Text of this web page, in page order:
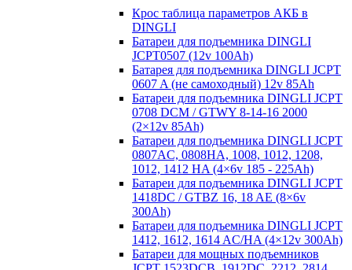
Крос таблица параметров АКБ в
DINGLI
Батареи для подъемника DINGLI
JCPT0507 (12v 100Ah)
Батарея для подъемника DINGLI JCPT
0607 A (не самоходный) 12v 85Ah
Батареи для подъемника DINGLI JCPT
0708 DCM / GTWY 8-14-16 2000
(2×12v 85Ah)
Батареи для подъемника DINGLI JCPT
0807AC, 0808HA, 1008, 1012, 1208,
1012, 1412 HA (4×6v 185 - 225Ah)
Батареи для подъемника DINGLI JCPT
1418DC / GTBZ 16, 18 AE (8×6v
300Ah)
Батареи для подъемника DINGLI JCPT
1412, 1612, 1614 AC/HA (4×12v 300Ah)
Батареи для мощных подъемников